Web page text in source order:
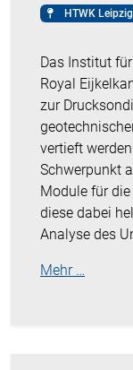
HTWK Leipzig
Das Institut
Royal
zur
vertieft
Schwerpunkt
Module für
diese dabei
Analyse des
Mehr …